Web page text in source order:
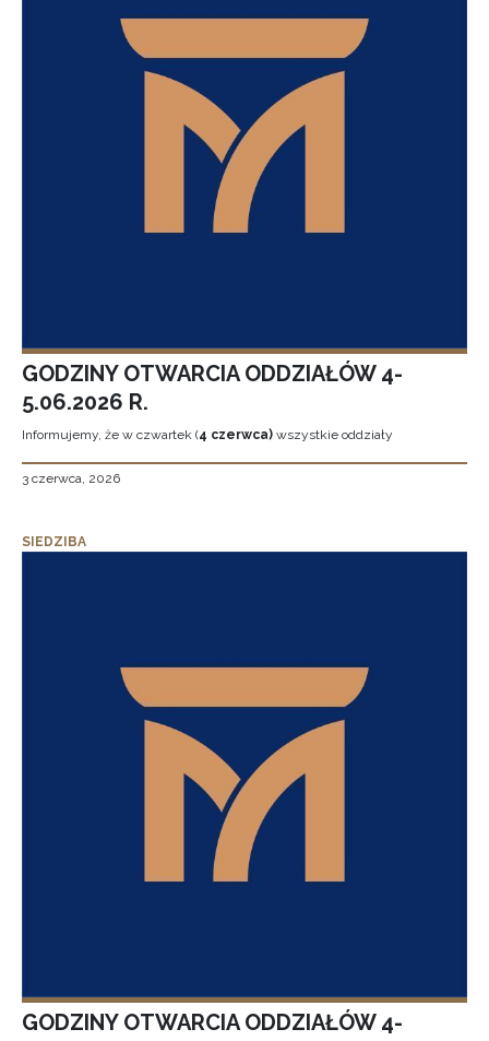
GODZINY OTWARCIA ODDZIAŁÓW 4-
5.06.2026 R.
Informujemy, że w czwartek (4 czerwca) wszystkie oddziały
3 czerwca, 2026
SIEDZIBA
GODZINY OTWARCIA ODDZIAŁÓW 4-